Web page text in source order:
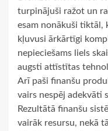
turpinājuši ražot un
esam nonākuši tiktāl,
kļuvusi ārkārtīgi
nepieciešams liels
augsti attīstītas
Arī paši finanšu
vairs nespēj adekvāti
Rezultātā finanšu
vairāk resursu, nekā